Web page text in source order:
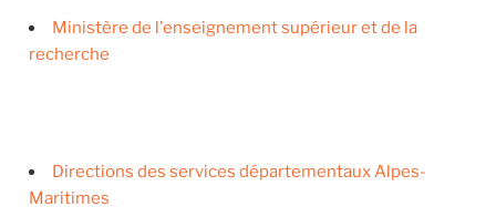
Ministère de l'enseignement supérieur et de la
recherche
Directions des services départementaux Alpes-
Maritimes